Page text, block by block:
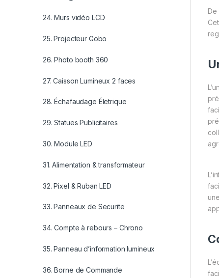
De
24. Murs vidéo LCD
25. Projecteur Gobo
26. Photo booth 360
27. Caisson Lumineux 2 faces
28. Échafaudage Életrique
29. Statues Publicitaires
30. Module LED
31. Alimentation & transformateur
32. Pixel & Ruban LED
33. Panneaux de Securite
34. Compte à rebours – Chrono
35. Panneau d’information lumineux
36. Borne de Commande